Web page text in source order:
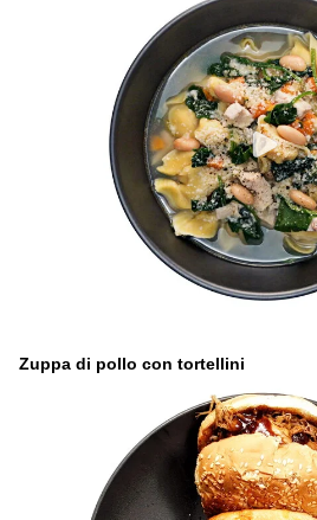
Zuppa di pollo con tortellini